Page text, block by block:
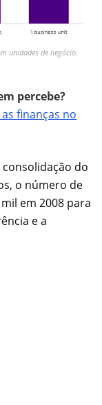
unidades de negócio.
percebe?
finanças no
do
o número de
em 2008 para
e a